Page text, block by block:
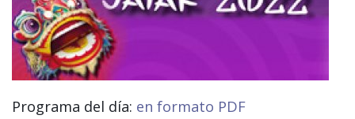
Programa del día: en formato PDF